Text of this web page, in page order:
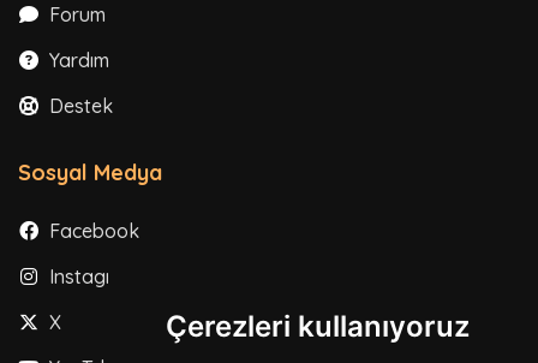
Çerezleri kullanıyoruz
Forum
Yardım
Destek
Sosyal Medya
Facebook
Instagram
X